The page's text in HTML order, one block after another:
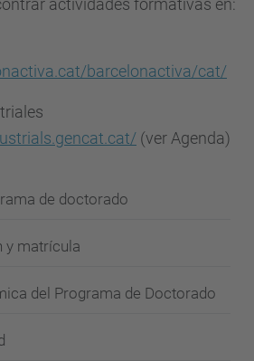
actividades formativas en:
barcelonactiva/cat/
(ver Agenda)
de doctorado
y matrícula
del Programa de Doctorado